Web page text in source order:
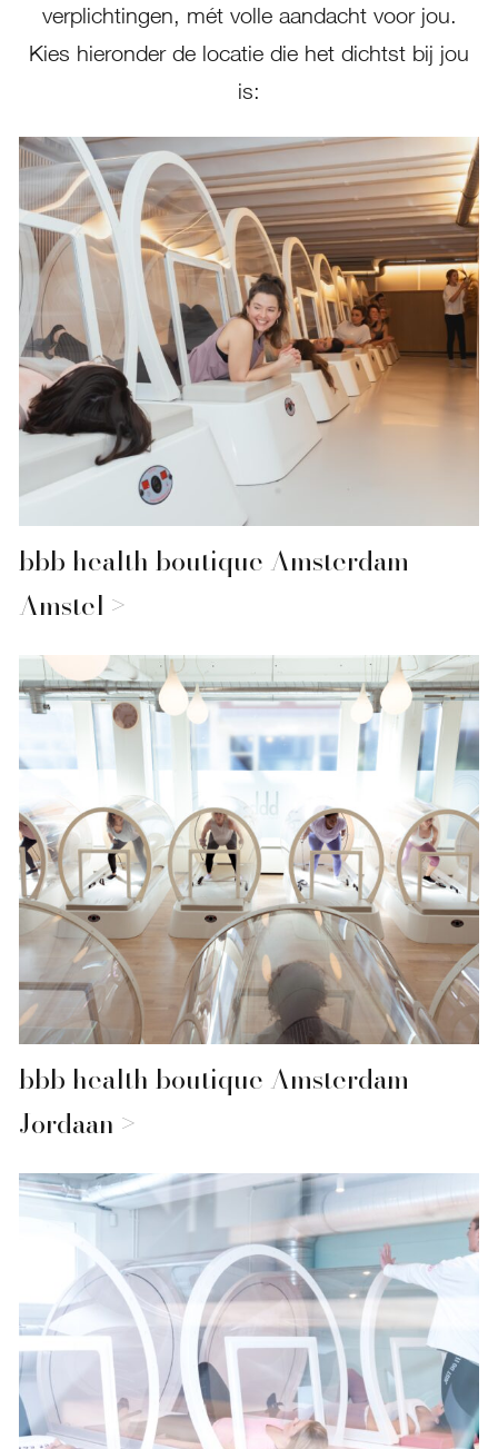
verplichtingen, mét volle aandacht voor jou.
Kies hieronder de locatie die het dichtst bij jou
is:
bbb health boutique Amsterdam
Amstel
bbb health boutique Amsterdam
Jordaan